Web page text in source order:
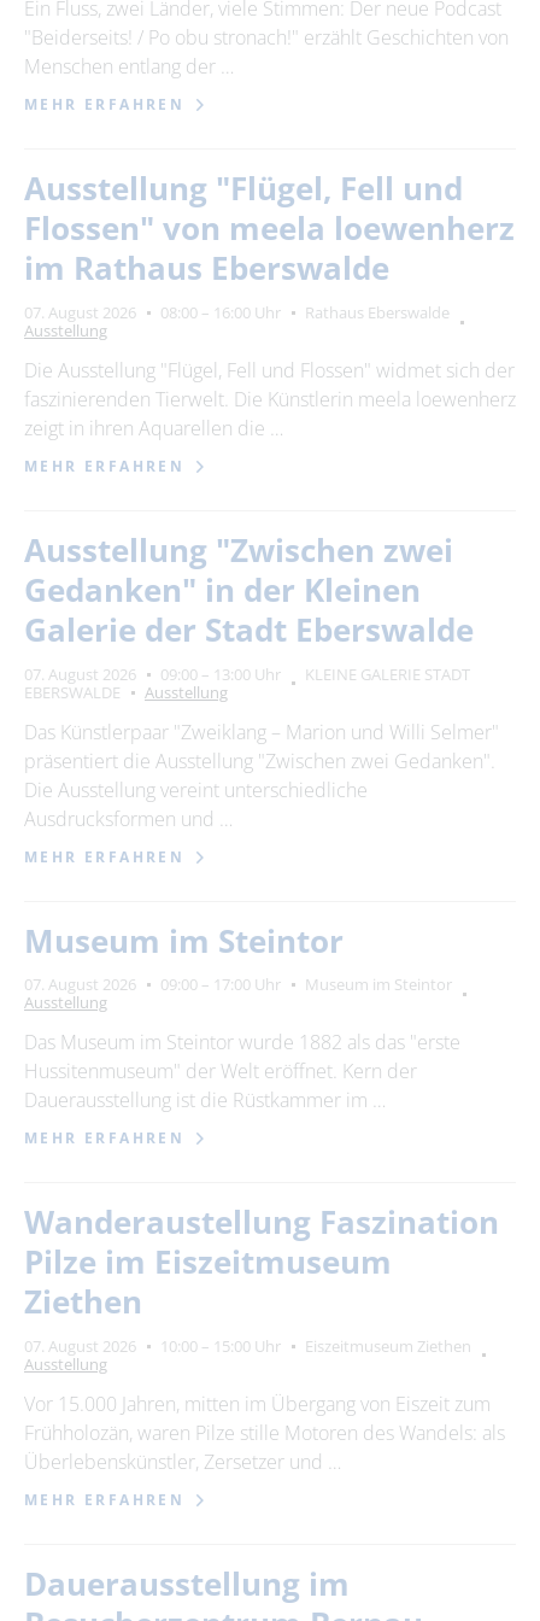
Ein Fluss, zwei Länder, viele Stimmen: Der neue Podcast
"Beiderseits! / Po obu stronach!" erzählt Geschichten von
Menschen entlang der …
MEHR ERFAHREN
Ausstellung "Flügel, Fell und
Flossen" von meela loewenherz
im Rathaus Eberswalde
07. August 2026 08:00 – 16:00 Uhr
Rathaus Eberswalde
Ausstellung
Die Ausstellung "Flügel, Fell und Flossen" widmet sich der
faszinierenden Tierwelt. Die Künstlerin meela loewenherz
zeigt in ihren Aquarellen die …
MEHR ERFAHREN
Ausstellung "Zwischen zwei
Gedanken" in der Kleinen
Galerie der Stadt Eberswalde
07. August 2026 09:00 – 13:00 Uhr
KLEINE GALERIE STADT
EBERSWALDE
Ausstellung
Das Künstlerpaar "Zweiklang – Marion und Willi Selmer"
präsentiert die Ausstellung "Zwischen zwei Gedanken".
Die Ausstellung vereint unterschiedliche
Ausdrucksformen und …
MEHR ERFAHREN
Museum im Steintor
07. August 2026 09:00 – 17:00 Uhr
Museum im Steintor
Ausstellung
Das Museum im Steintor wurde 1882 als das "erste
Hussitenmuseum" der Welt eröffnet. Kern der
Dauerausstellung ist die Rüstkammer im …
MEHR ERFAHREN
Wanderaustellung Faszination
Pilze im Eiszeitmuseum
Ziethen
07. August 2026 10:00 – 15:00 Uhr
Eiszeitmuseum Ziethen
Ausstellung
Vor 15.000 Jahren, mitten im Übergang von Eiszeit zum
Frühholozän, waren Pilze stille Motoren des Wandels: als
Überlebenskünstler, Zersetzer und …
MEHR ERFAHREN
Dauerausstellung im